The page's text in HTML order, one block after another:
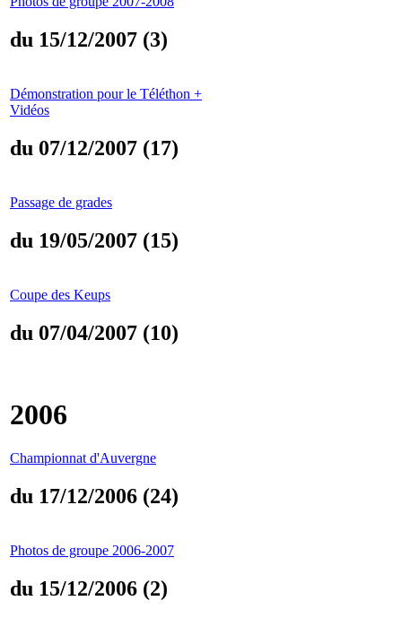
du 15/12/2007 (3)
Démonstration pour le Téléthon +
Vidéos
du 07/12/2007 (17)
Passage de grades
du 19/05/2007 (15)
Coupe des Keups
du 07/04/2007 (10)
2006
Championnat d'Auvergne
du 17/12/2006 (24)
Photos de groupe 2006-2007
du 15/12/2006 (2)